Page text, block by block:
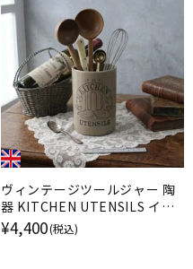
ヴィンテージツールジャー 陶
器 KITCHEN UTENSILS イギ
リス
¥4,400(税込)